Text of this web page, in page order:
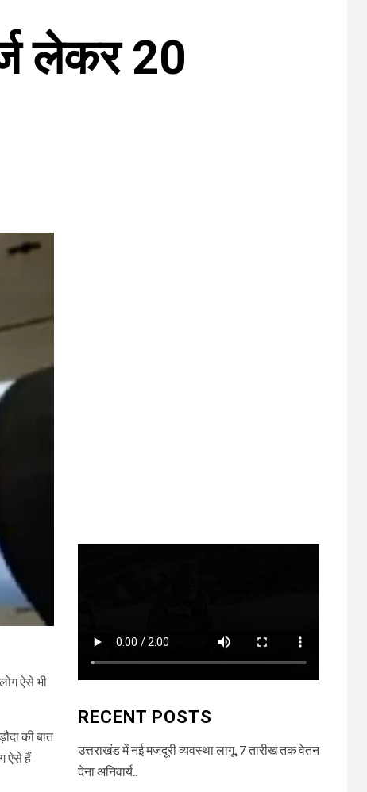
लेकर 20
ऐसे भी
की बात
ऐसे हैं
RECENT POSTS
उत्तराखंड में नई मजदूरी व्यवस्था लागू, 7 तारीख तक वेतन
देना अनिवार्य..